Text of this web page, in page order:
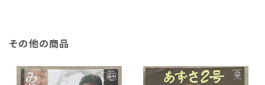
その他の商品